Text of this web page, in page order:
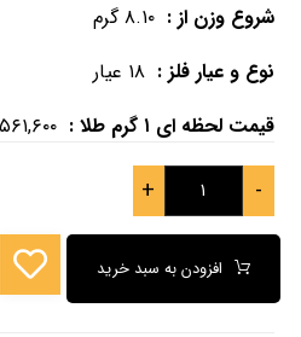
شروع وزن از : ۸.۱۰ گرم
نوع و عیار فلز : ۱۸ عیار
قیمت لحظه ای ۱ گرم طلا :
-
+
افزودن به سبد خرید